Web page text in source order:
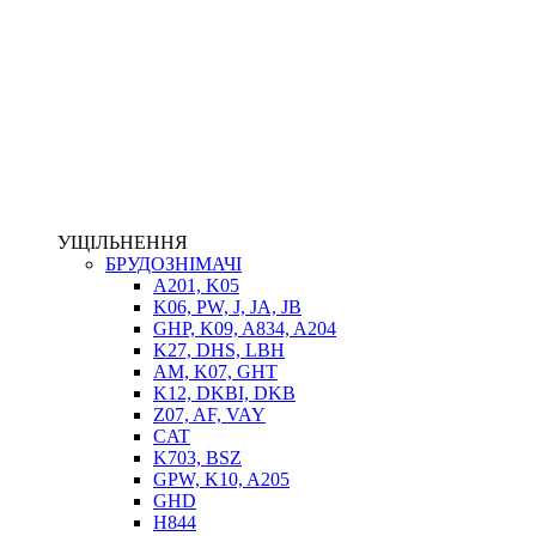
ВТУЛКИ
УЩІЛЬНЕННЯ
БРУДОЗНІМАЧІ
A201, K05
K06, PW, J, JA, JB
GHP, K09, A834, A204
K27, DHS, LBH
AM, K07, GHT
K12, DKBI, DKB
Z07, AF, VAY
CAT
K703, BSZ
GPW, K10, A205
GHD
H844